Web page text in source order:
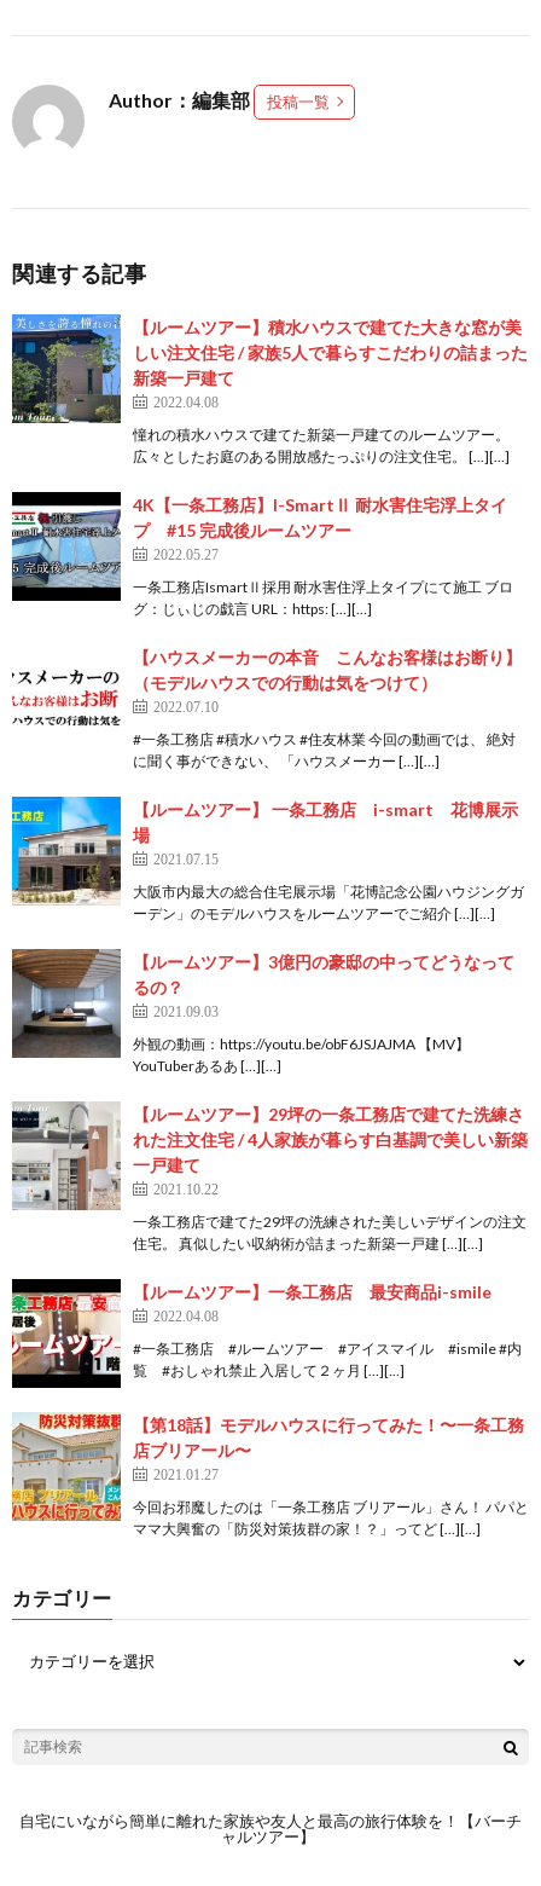
Author：編集部 投稿一覧
関連する記事
【ルームツアー】積水ハウスで建てた大きな窓が美
しい注文住宅 / 家族5人で暮らすこだわりの詰まった
新築一戸建て
2022.04.08
憧れの積水ハウスで建てた新築一戸建てのルームツアー。
広々としたお庭のある開放感たっぷりの注文住宅。 […][…]
4K【一条工務店】I-SmartⅡ 耐水害住宅浮上タイ
プ #15 完成後ルームツアー
2022.05.27
一条工務店IsmartⅡ採用 耐水害住浮上タイプにて施工 ブロ
グ：じぃじの戯言 URL：https: […][…]
【ハウスメーカーの本音 こんなお客様はお断り】
（モデルハウスでの行動は気をつけて）
2022.07.10
#一条工務店 #積水ハウス #住友林業 今回の動画では、 絶対
に聞く事ができない、 「ハウスメーカー […][…]
【ルームツアー】 一条工務店 i-smart 花博展示
場
2021.07.15
大阪市内最大の総合住宅展示場「花博記念公園ハウジングガ
ーデン」のモデルハウスを ルームツアーでご紹介 […][…]
【ルームツアー】3億円の豪邸の中ってどうなって
るの？
2021.09.03
外観の動画：https://youtu.be/obF6JSJAJMA 【MV】
YouTuberあるあ […][…]
【ルームツアー】29坪の一条工務店で建てた洗練さ
れた注文住宅 / 4人家族が暮らす白基調で美しい新築
一戸建て
2021.10.22
一条工務店で建てた29坪の洗練された美しいデザインの注文
住宅。 真似したい収納術が詰まった新築一戸建 […][…]
【ルームツアー】一条工務店 最安商品i-smile
2022.04.08
#一条工務店 #ルームツアー #アイスマイル #ismile #内
覧 #おしゃれ禁止 入居して２ヶ月 […][…]
【第18話】モデルハウスに行ってみた！〜一条工務
店ブリアール〜
2021.01.27
今回お邪魔したのは「一条工務店 ブリアール」さん！ パパと
ママ大興奮の「防災対策抜群の家！？」ってど […][…]
カテゴリー
自宅にいながら簡単に離れた家族や友人と最高の旅行体験を！【バーチ
ャルツアー】